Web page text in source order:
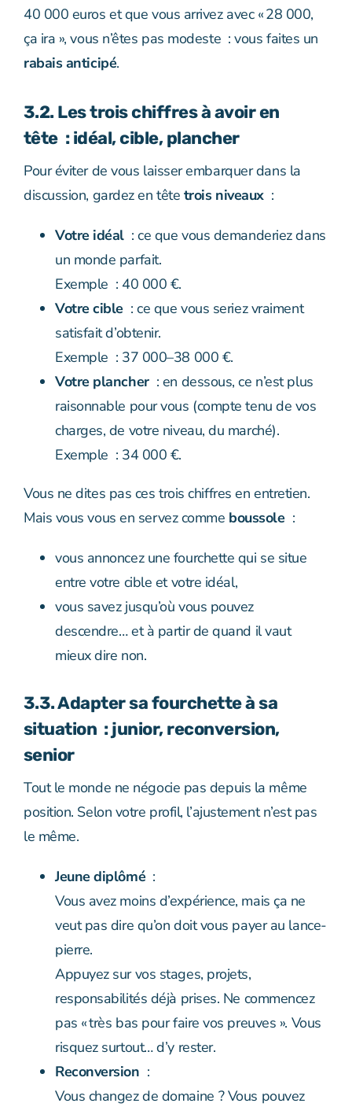
40 000 euros et que vous arrivez avec « 28 000,
ça ira », vous n’êtes pas modeste : vous faites un
rabais anticipé.
3.2. Les trois chiffres à avoir en
tête : idéal, cible, plancher
Pour éviter de vous laisser embarquer dans la
discussion, gardez en tête trois niveaux:
Votre idéal : ce que vous demanderiez dans
un monde parfait.
Exemple : 40 000 €.
Votre cible : ce que vous seriez vraiment
satisfait d’obtenir.
Exemple : 37 000–38 000 €.
Votre plancher: en dessous, ce n’est plus
raisonnable pour vous (compte tenu de vos
charges, de votre niveau, du marché).
Exemple : 34 000 €.
Vous ne dites pas ces trois chiffres en entretien.
Mais vous vous en servez comme boussole:
vous annoncez une fourchette qui se situe
entre votre cible et votre idéal,
vous savez jusqu’où vous pouvez
descendre… et à partir de quand il vaut
mieux dire non.
3.3. Adapter sa fourchette à sa
situation : junior, reconversion,
senior
Tout le monde ne négocie pas depuis la même
position. Selon votre profil, l’ajustement n’est pas
le même.
Jeune diplômé:
Vous avez moins d’expérience, mais ça ne
veut pas dire qu’on doit vous payer au lance-
pierre.
Appuyez sur vos stages, projets,
responsabilités déjà prises. Ne commencez
pas « très bas pour faire vos preuves ». Vous
risquez surtout… d’y rester.
Reconversion :
Vous changez de domaine ? Vous pouvez